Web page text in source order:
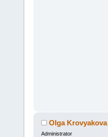
Olga Krovyakova
Administrator